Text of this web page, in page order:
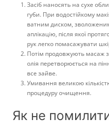
Засіб наносять на сухе
губи. При водостійкому
ватним диском,
аплікацію, після якої
рук легко помасажувати
Потім продовжують масаж
олія перетворюється на
все зайве.
Умивання великою
процедуру очищення.
Як не